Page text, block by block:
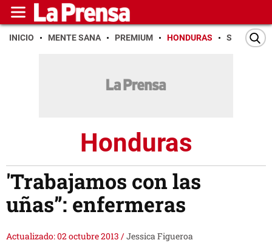
INICIO MENTE SANA PREMIUM HONDURAS SAN PEDRO
Honduras
'Trabajamos con las
uñas”: enfermeras
Actualizado: 02 octubre 2013 /Jessica Figueroa